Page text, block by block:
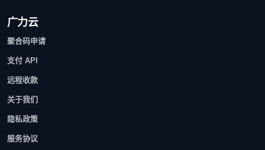
广力云
聚合码申请
支付 API
远程收款
关于我们
隐私政策
服务协议